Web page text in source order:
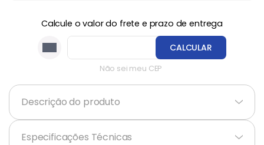
Calcule o valor do frete e prazo de entrega
Não sei meu CEP
CALCULAR
Descrição do produto +
Especificações Técnicas +